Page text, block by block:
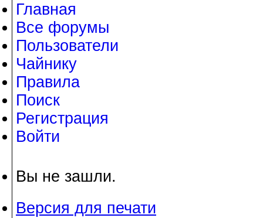
Главная
Все форумы
Пользователи
Чайнику
Правила
Поиск
Регистрация
Войти
Вы не зашли.
Версия для печати